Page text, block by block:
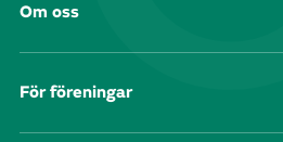
Om oss
För föreningar